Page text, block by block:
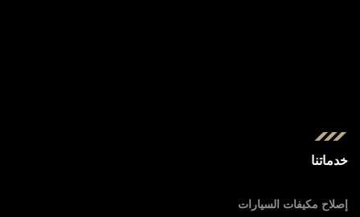
خدماتنا
إصلاح مكيفات السيارات